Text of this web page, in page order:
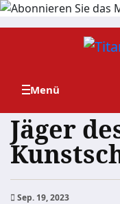
Zum
Jäger
Sep. 19, 2023